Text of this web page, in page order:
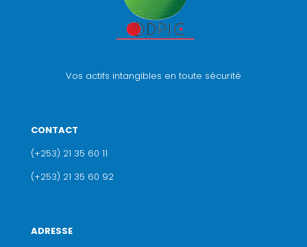
Vos actifs intangibles en toute sécurité
CONTACT
(+253) 21 35 60 11
(+253) 21 35 60 92
ADRESSE